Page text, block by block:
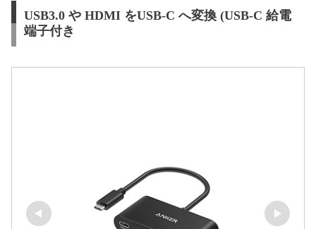
USB3.0 や HDMI をUSB-C へ変換 (USB-C 給電
端子付き